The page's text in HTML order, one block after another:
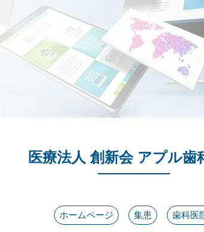
医療法人 創新会 アプル歯
ホームページ 集患 歯科医